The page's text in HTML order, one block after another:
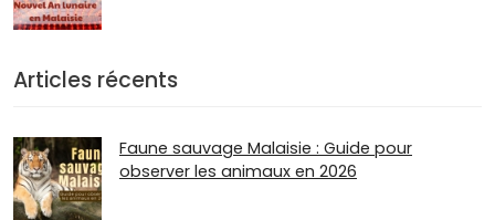
Articles récents
Faune sauvage Malaisie : Guide pour
observer les animaux en 2026